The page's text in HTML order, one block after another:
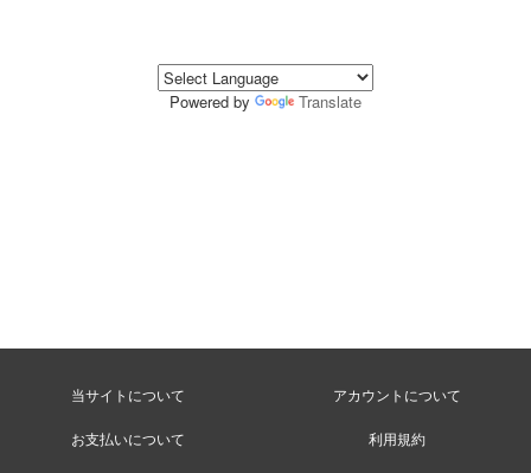
Powered by Translate
当サイトについて アカウントについて
お支払いについて 利用規約